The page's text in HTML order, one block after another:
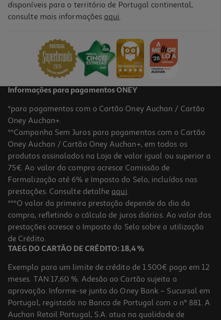
Kit Chicco Higiene Oral Rosa 12m+
10,99 €
Recarga Oclean Gum Care Branca X2 Branca
13.99 €/un
13,99 €
disponíveis para o território de Portugal continental,
consulte mais informações aqui.
Informações para pagamentos ONEY
*para pagamentos com o Cartão Oney Auchan / Cartão
Oney Auchan+.
**Campanha Sem Juros para pagamentos com o Cartão
Oney Auchan / Cartão Oney Auchan+, em todos os
produtos assinalados na Loja de valor igual ou superior a
75€. Ao valor da compra acresce Comissão de
Formalização até 6% e Imposto do Selo, incluídos nas
prestações. Consulte detalhe aqui.
***O valor da primeira prestação depende do dia da
compra, refletindo o cálculo de juros diários. Ao valor das
prestações acresce o Imposto do Selo sobre a utilização
de Crédito.
TAEG DO CARTÃO DE CRÉDITO: 18,4 %
Exemplo para um limite de crédito de 1.500€ pago em 12
meses. TAN 17,60 %. Adesão ao Cartão sujeita a
aprovação. Informe-se junto do Oney Bank – Sucursal em
Portugal, registado no Banco de Portugal com o nº 881. A
Auchan Retail Portugal, S.A. atua na qualidade de